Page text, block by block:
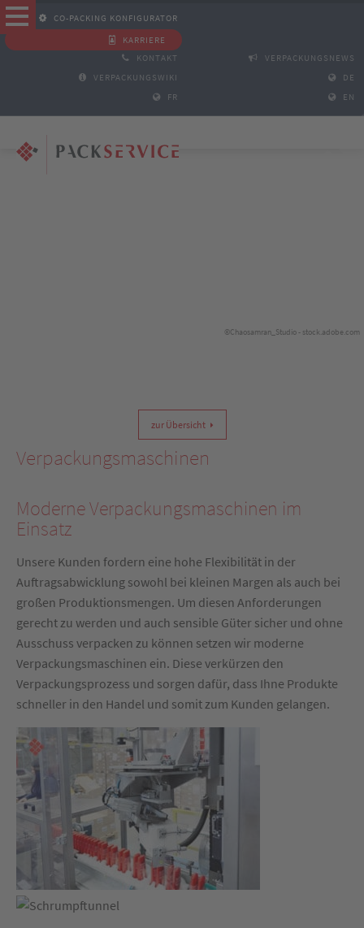
CO-PACKING KONFIGURATOR
KARRIERE
KONTAKT
VERPACKUNGSNEWS
VERPACKUNGSWIKI
DE
FR
EN
©sebra - stock.adobe.com
©Chaosamran_Studio - stock.adobe.com
zur Übersicht
Verpackungsmaschinen
Moderne Verpackungsmaschinen im
Einsatz
Unsere Kunden fordern eine hohe Flexibilität in der
Auftragsabwicklung sowohl bei kleinen Margen als auch bei
großen Produktionsmengen. Um diesen Anforderungen
gerecht zu werden und auch sensible Güter sicher und ohne
Ausschuss verpacken zu können setzen wir moderne
Verpackungsmaschinen ein. Diese verkürzen den
Verpackungsprozess und sorgen dafür, dass Ihne Produkte
schneller in den Handel und somit zum Kunden gelangen.